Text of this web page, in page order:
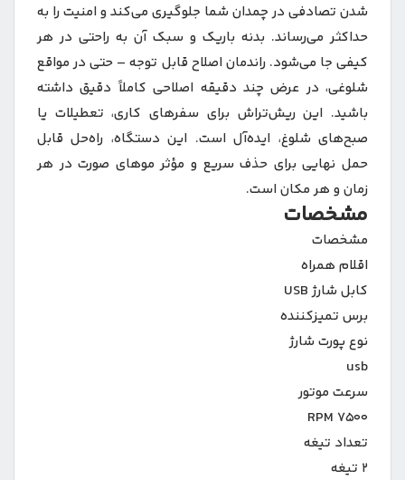
شدن تصادفی در چمدان شما جلوگیری می‌کند و امنیت را به
حداکثر می‌رساند. بدنه باریک و سبک آن به راحتی در هر
کیفی جا می‌شود. راندمان اصلاح قابل توجه – حتی در مواقع
شلوغی، در عرض چند دقیقه اصلاحی کاملاً دقیق داشته
باشید. این ریش‌تراش برای سفرهای کاری، تعطیلات یا
صبح‌های شلوغ، ایده‌آل است. این دستگاه، راه‌حل قابل
حمل نهایی برای حذف سریع و مؤثر موهای صورت در هر
زمان و هر مکان است.
مشخصات
مشخصات
اقلام همراه
کابل شارژ USB
برس تمیزکننده
نوع پورت شارژ
usb
سرعت موتور
۷۵۰۰ RPM
تعداد تیغه
۲ تیغه